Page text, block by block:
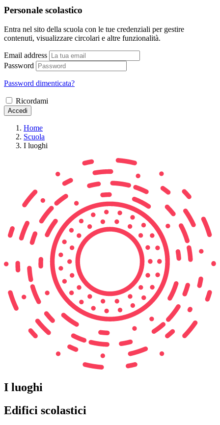
Personale scolastico
Entra nel sito della scuola con le tue credenziali per gestire
contenuti, visualizzare circolari e altre funzionalità.
Email address
Password
Password dimenticata?
Ricordami
Accedi
Home
Scuola
I luoghi
I luoghi
Edifici scolastici